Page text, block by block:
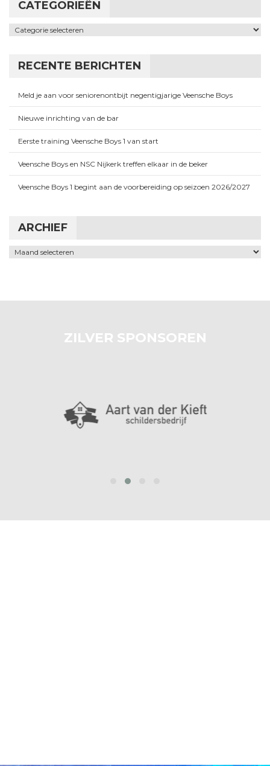
CATEGORIEËN
Categorieën
RECENTE BERICHTEN
Meld je aan voor seniorenontbijt negentigjarige Veensche Boys
Nieuwe inrichting van de bar
Eerste training Veensche Boys 1 van start
Veensche Boys en NSC Nijkerk treffen elkaar in de beker
Veensche Boys 1 begint aan de voorbereiding op seizoen 2026/2027
ARCHIEF
Archief
ZILVER SPONSOREN
prev